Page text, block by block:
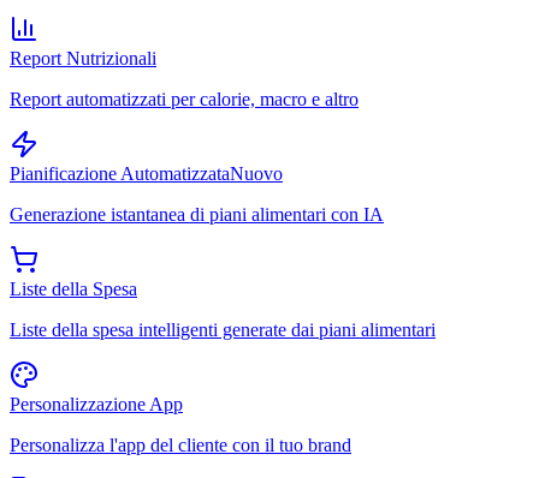
Report Nutrizionali
Report automatizzati per calorie, macro e altro
Pianificazione AutomatizzataNuovo
Generazione istantanea di piani alimentari con IA
Liste della Spesa
Liste della spesa intelligenti generate dai piani alimentari
Personalizzazione App
Personalizza l'app del cliente con il tuo brand